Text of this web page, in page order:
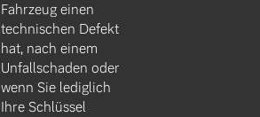
Fahrzeug einen
technischen Defekt
hat, nach einem
Unfallschaden oder
wenn Sie lediglich
Ihre Schlüssel